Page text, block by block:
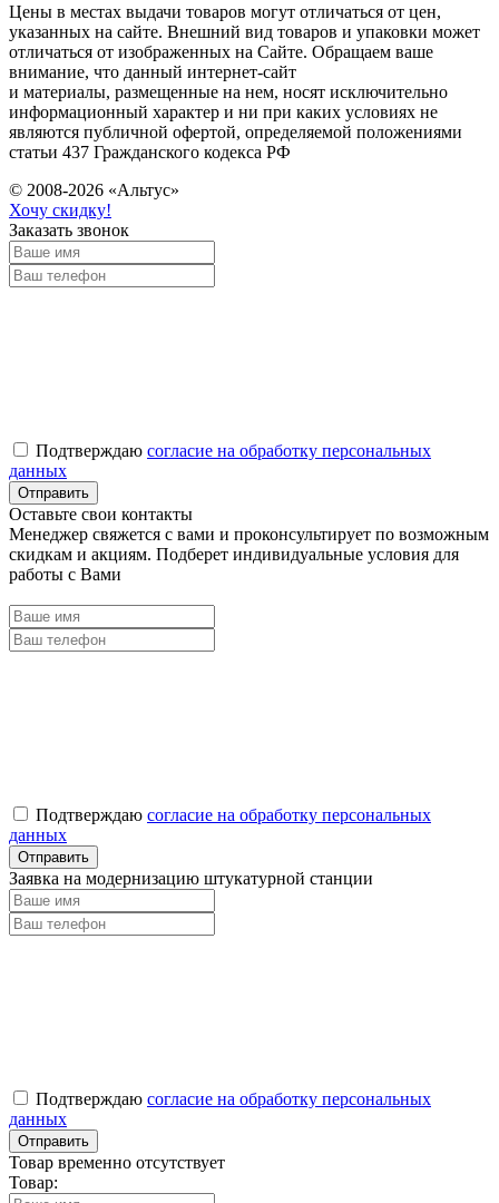
Цены в местах выдачи товаров могут отличаться от цен,
указанных на сайте. Внешний вид товаров и упаковки может
отличаться от изображенных на Сайте. Обращаем ваше
внимание, что данный интернет-сайт
и материалы, размещенные на нем, носят исключительно
информационный характер и ни при каких условиях не
являются публичной офертой, определяемой положениями
статьи 437 Гражданского кодекса РФ
© 2008-2026 «Альтус»
Хочу скидку!
Заказать звонок
Подтверждаю согласие на обработку персональных
данных
Оставьте свои контакты
Менеджер свяжется с вами и проконсультирует по возможным
скидкам и акциям. Подберет индивидуальные условия для
работы с Вами
Подтверждаю согласие на обработку персональных
данных
Заявка на модернизацию штукатурной станции
Подтверждаю согласие на обработку персональных
данных
Товар временно отсутствует
Товар: